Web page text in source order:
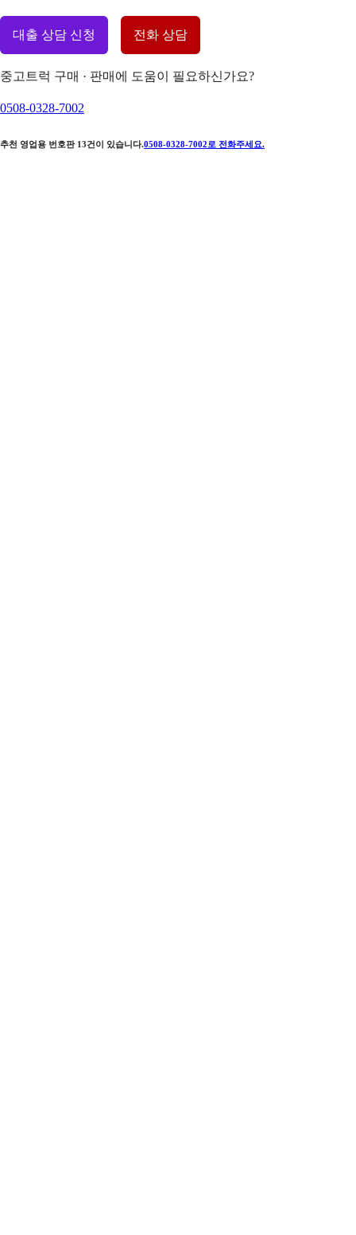
대출 상담 신청 전화 상담
중고트럭 구매 · 판매에 도움이 필요하신가요?
0508-0328-7002
추천 영업용 번호판 13건이 있습니다.0508-0328-7002 로 전화주세요.